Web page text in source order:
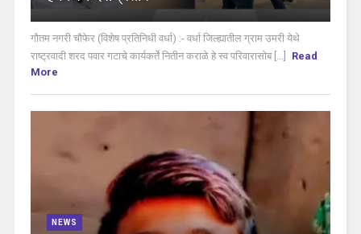
गौतम नगरी चौफेर (विशेष प्रतिनिधी वर्धा) :- वर्धा जिल्ह्यातील ग्राम उमरी येथे
राष्ट्रवादी शरद पवार गटाचे कार्यकर्ते नितीन कराळे हे स्व परिवारासोब [...]
Read
More
NEWS